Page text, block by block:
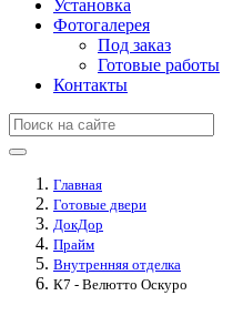
Установка
Фотогалерея
Под заказ
Готовые работы
Контакты
Главная
Готовые двери
ДокДор
Прайм
Внутренняя отделка
К7 - Велютто Оскуро